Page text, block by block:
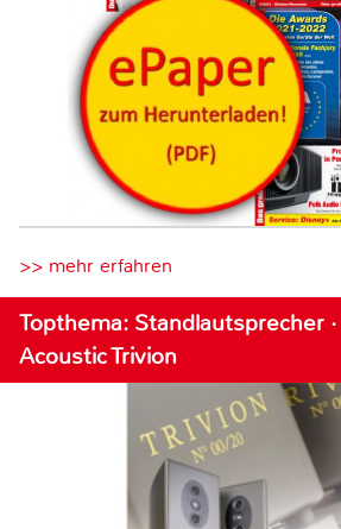
>> mehr erfahren
Topthema: Standlautsprecher
Acoustic Trivion